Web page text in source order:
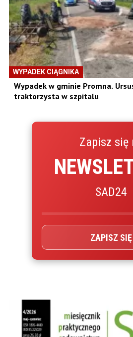
WYPADEK CIĄGNIKA
Wypadek w gminie Promna.
traktorzysta w szpitalu
Zapisz się
SAD24
ZAPISZ SIĘ